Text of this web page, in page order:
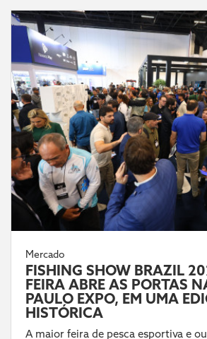
Mercado
FISHING SHOW BRAZIL
FEIRA ABRE AS PORTAS
PAULO EXPO, EM UMA
HISTÓRICA
A maior feira de pesca esportiva e